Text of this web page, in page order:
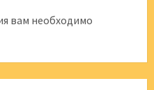
вам необходимо